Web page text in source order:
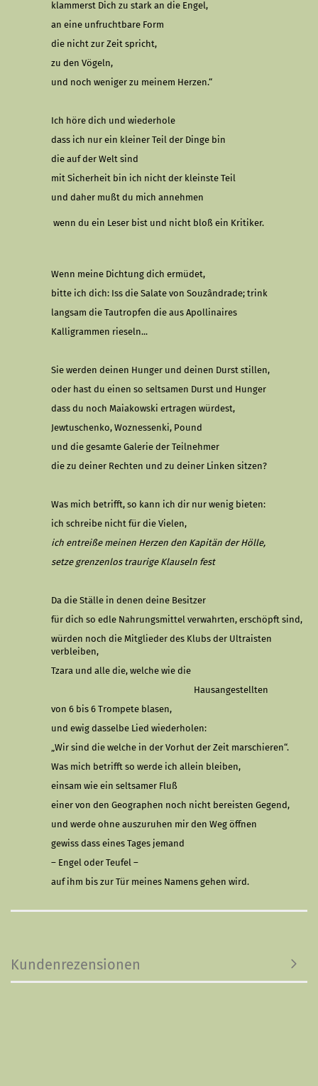
klammerst Dich zu stark an die Engel,
an eine unfruchtbare Form
die nicht zur Zeit spricht,
zu den Vögeln,
und noch weniger zu meinem Herzen.“
Ich höre dich und wiederhole
dass ich nur ein kleiner Teil der Dinge bin
die auf der Welt sind
mit Sicherheit bin ich nicht der kleinste Teil
und daher mußt du mich annehmen
wenn du ein Leser bist und nicht bloß ein Kritiker.
Wenn meine Dichtung dich ermüdet,
bitte ich dich: Iss die Salate von Souzândrade; trink
langsam die Tautropfen die aus Apollinaires
Kalligrammen rieseln...
Sie werden deinen Hunger und deinen Durst stillen,
oder hast du einen so seltsamen Durst und Hunger
dass du noch Maiakowski ertragen würdest,
Jewtuschenko, Woznessenki, Pound
und die gesamte Galerie der Teilnehmer
die zu deiner Rechten und zu deiner Linken sitzen?
Was mich betrifft, so kann ich dir nur wenig bieten:
ich schreibe nicht für die Vielen,
ich entreiße meinen Herzen den Kapitän der Hölle,
setze grenzenlos traurige Klauseln fest
Da die Ställe in denen deine Besitzer
für dich so edle Nahrungsmittel verwahrten, erschöpft sind,
würden noch die Mitglieder des Klubs der Ultraisten
verbleiben,
Tzara und alle die, welche wie die
Hausangestellten
von 6 bis 6 Trompete blasen,
und ewig dasselbe Lied wiederholen:
„Wir sind die welche in der Vorhut der Zeit marschieren“.
Was mich betrifft so werde ich allein bleiben,
einsam wie ein seltsamer Fluß
einer von den Geographen noch nicht bereisten Gegend,
und werde ohne auszuruhen mir den Weg öffnen
gewiss dass eines Tages jemand
– Engel oder Teufel –
auf ihm bis zur Tür meines Namens gehen wird.
Kundenrezensionen